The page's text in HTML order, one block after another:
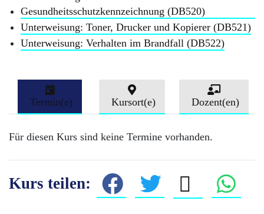
Gesundheitsschutzkennzeichnung (DB520)
Unterweisung: Toner, Drucker und Kopierer (DB521)
Unterweisung: Verhalten im Brandfall (DB522)
Termin(e) Kursort(e) Dozent(en)
Für diesen Kurs sind keine Termine vorhanden.
Kurs teilen: